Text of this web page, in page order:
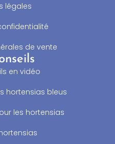
légales
de vente
en vidéo
hortensias bleus
les hortensias